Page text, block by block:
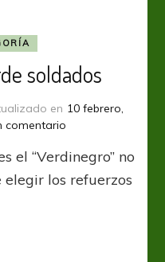
soldados
en 10 febrero,
comentarioen
Martín
pierde
el “Verdinegro” no
los refuerzos